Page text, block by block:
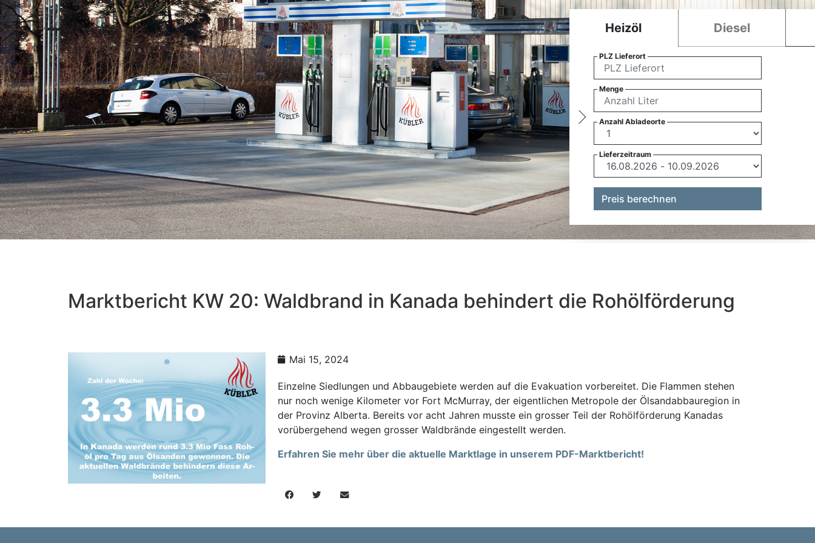
Heizöl Diesel
PLZ Lieferort
Menge
Anzahl Abladeorte
Lieferzeitraum
Preis berechnen
Marktbericht KW 20: Waldbrand in Kanada behindert die Rohölförderung
Mai 15, 2024
Einzelne Siedlungen und Abbaugebiete werden auf die Evakuation vorbereitet. Die Flammen stehen
nur noch wenige Kilometer vor Fort McMurray, der eigentlichen Metropole der Ölsandabbauregion in
der Provinz Alberta. Bereits vor acht Jahren musste ein grosser Teil der Rohölförderung Kanadas
vorübergehend wegen grosser Waldbrände eingestellt werden.
Erfahren Sie mehr über die aktuelle Marktlage in unserem PDF-Marktbericht!